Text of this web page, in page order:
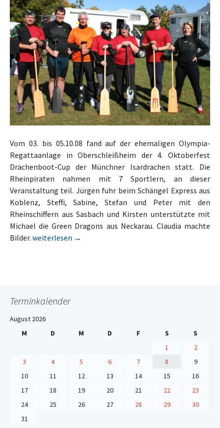
Vom 03. bis 05.10.08 fand auf der ehemaligen Olympia-
Regattaanlage in Oberschleißheim der 4. Oktoberfest
Drachenboot-Cup der Münchner Isardrachen statt. Die
Rheinpiraten nahmen mit 7 Sportlern, an dieser
Veranstaltung teil. Jürgen fuhr beim Schängel Express aus
Koblenz, Steffi, Sabine, Stefan und Peter mit den
Rheinschiffern aus Sasbach und Kirsten unterstützte mit
Michael die Green Dragons aus Neckarau. Claudia machte
Bilder. Piraten beim Drachenboot-Cup in München
weiterlesen →
Terminkalender
August 2026
M
D M D F S
S
1
2
3
4 5 6 7 8
9
10
11 12 13 14 15
16
17
18 19 20 21 22
23
24
25 26 27 28 29
30
31